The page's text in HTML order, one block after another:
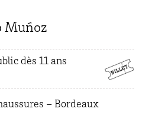
Muñoz
dès 11 ans
– Bordeaux